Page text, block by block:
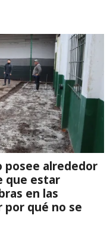
posee alrededor
que estar
en las
por qué no se